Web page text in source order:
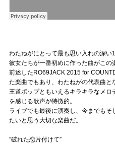
わたねがにとって最も思い入れの深い
彼女たちが一番初めに作った曲がこの
前述したRO69JACK 2015 for
た楽曲でもあり、わたねがの代表曲と
王道ポップともいえるキラキラなメ
を感じる歌声が特徴的。
ライブでも最後に演奏し、今までも
たいと思う大切な楽曲だ。
”破れた恋片付けて”